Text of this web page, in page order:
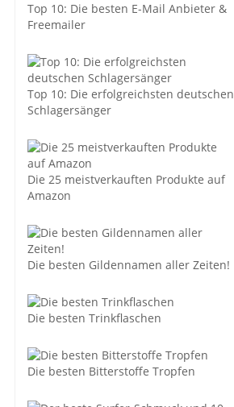
Top 10: Die besten E-Mail Anbieter &
Freemailer
Top 10: Die erfolgreichsten deutschen
Schlagersänger
Die 25 meistverkauften Produkte auf
Amazon
Die besten Gildennamen aller Zeiten!
Die besten Trinkflaschen
Die besten Bitterstoffe Tropfen